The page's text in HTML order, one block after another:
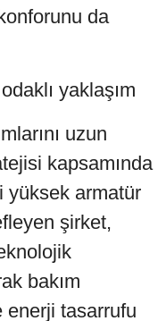
da
yaklaşım
uzun
kapsamında
yüksek armatür
şirket,
bakım
enerji tasarrufu